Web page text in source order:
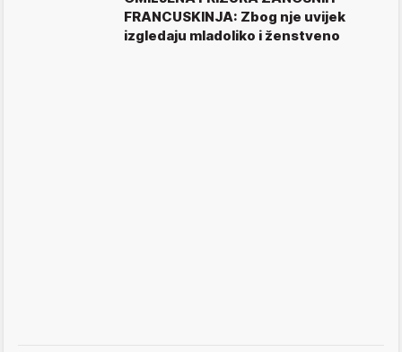
FRANCUSKINJA: Zbog nje uvijek
izgledaju mladoliko i ženstveno